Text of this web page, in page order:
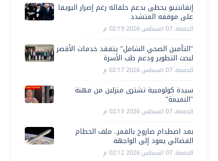
إنفانتينو يحظى بدعم حلفائه رغم إصرار اليويفا
على موقفه المتشدد
الجمعة، 07 اغسطس 2026 02:19 م
"التأمين الصحي الشامل" يتفقد خدمات الأقصر
لبحث التطوير ودعم طب الأسرة
الجمعة، 07 اغسطس 2026 02:17 م
سيدة كولومبية تشترى منزلين من مهنة
"النميمة"
الجمعة، 07 اغسطس 2026 02:13 م
بعد اصطدام صاروخ بالقمر.. ملف الحطام
الفضائي يعود إلى الواجهة
الجمعة، 07 اغسطس 2026 02:12 م